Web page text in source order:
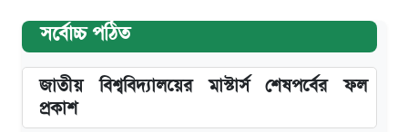
সর্বোচ্চ পঠিত
জাতীয় বিশ্ববিদ্যালয়ের মাস্টার্স শেষপর্বের ফল
প্রকাশ